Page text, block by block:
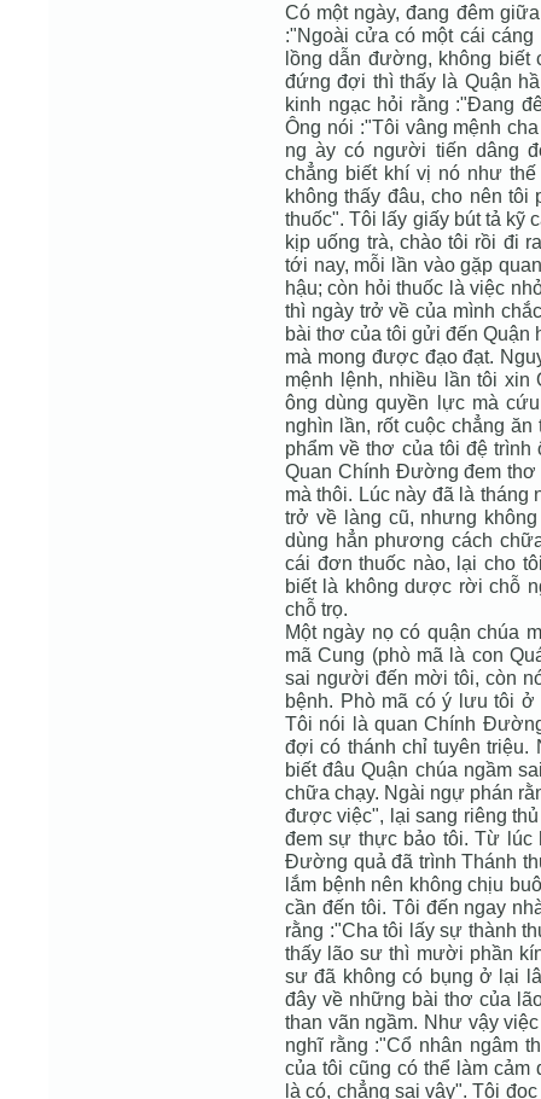
Có một ngày, đang đêm
:"Ngoài cửa có một cái
lồng dẫn đường, không
đứng đợi thì thấy là Quận
kinh ngạc hỏi rằng :"Đang
Ông nói :"Tôi vâng mệnh
ng ày có người tiến dâng
chẳng biết khí vị nó như
không thấy đâu, cho nên
thuốc". Tôi lấy giấy bút tả kỹ
kịp uống trà, chào tôi rồi đi
tới nay, mỗi lần vào gặp
hậu; còn hỏi thuốc là việc
thì ngày trở về của mình
bài thơ của tôi gửi đến
mà mong được đạo đạt.
mệnh lệnh, nhiều lần tôi
ông dùng quyền lực mà
nghìn lần, rốt cuộc chẳng
phẩm về thơ của tôi đệ
Quan Chính Đường đem
mà thôi. Lúc này đã là tháng
trở về làng cũ, nhưng
dùng hẳn phương cách
cái đơn thuốc nào, lại cho
biết là không dược rời chỗ
chỗ trọ.
Một ngày nọ có quận chúa
mã Cung (phò mã là con
sai người đến mời tôi, còn
bệnh. Phò mã có ý lưu tôi
Tôi nói là quan Chính
đợi có thánh chỉ tuyên triệu.
biết đâu Quận chúa ngầm
chữa chạy. Ngài ngự phán
được việc", lại sang riêng
đem sự thực bảo tôi. Từ lúc
Đường quả đã trình Thánh
lắm bệnh nên không chịu
cần đến tôi. Tôi đến ngay
rằng :"Cha tôi lấy sự thành
thấy lão sư thì mười phần
sư đã không có bụng ở lại
đây về những bài thơ của
than vãn ngầm. Như vậy
nghĩ rằng :"Cổ nhân ngâm
của tôi cũng có thể làm
là có, chẳng sai vậy". Tôi